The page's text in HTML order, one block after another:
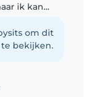
ik kan
ben zeker
om dit
bekijken.